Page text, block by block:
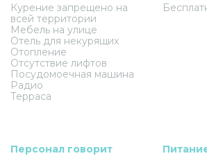
Курение запрещено на
всей территории
Мебель на улице
Отель для некурящих
Отопление
Отсутствие лифтов
Посудомоечная машина
Радио
Терраса
Персонал говорит